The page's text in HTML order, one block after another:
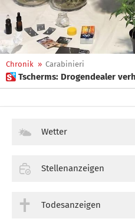
Chronik » Carabinieri
 Tscherms: Drogendealer
Wetter
Stellenanzeigen
Todesanzeigen